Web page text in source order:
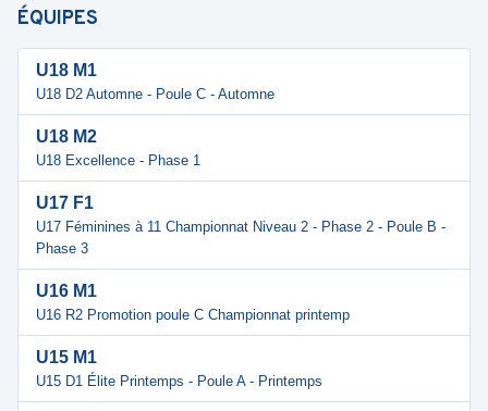
ÉQUIPES
U18 M1
U18 D2 Automne - Poule C - Automne
U18 M2
U18 Excellence - Phase 1
U17 F1
U17 Féminines à 11 Championnat Niveau 2 - Phase 2 - Poule B -
Phase 3
U16 M1
U16 R2 Promotion poule C Championnat printemp
U15 M1
U15 D1 Élite Printemps - Poule A - Printemps